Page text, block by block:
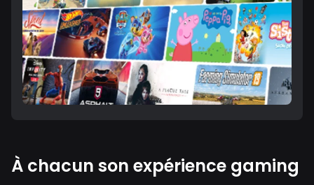
À chacun son expérience gaming